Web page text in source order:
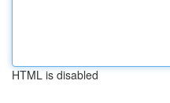
HTML is disabled